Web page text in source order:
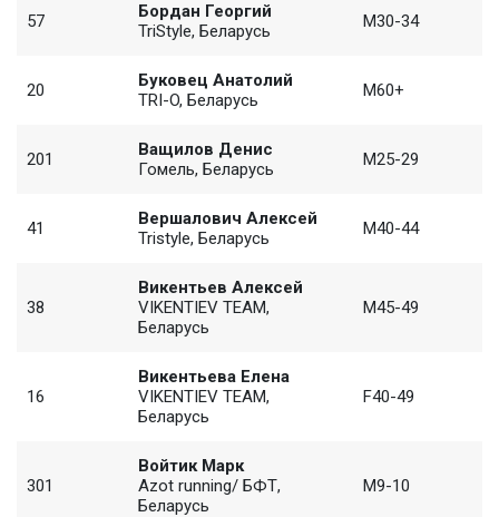
57
Бордан Георгий
TriStyle, Беларусь
M30-34
20
Буковец Анатолий
TRI-O, Беларусь
M60+
201
Ващилов Денис
Гомель, Беларусь
M25-29
41
Вершалович Алексей
Tristyle, Беларусь
M40-44
38
Викентьев Алексей
VIKENTIEV TEAM,
Беларусь
M45-49
16
Викентьева Елена
VIKENTIEV TEAM,
Беларусь
F40-49
301
Войтик Марк
Azot running/ БФТ,
Беларусь
M9-10